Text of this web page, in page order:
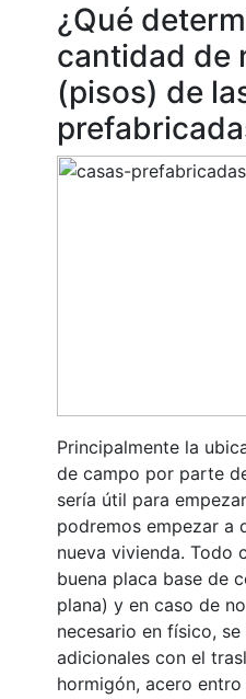
¿Qué
cantidad de
(pisos) de
Principalmente la
de campo por parte
sería útil para
podremos empezar a
nueva vivienda. Todo
buena placa base de
plana) y en caso de
necesario en físico,
adicionales con el
hormigón, acero